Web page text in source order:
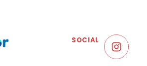
SOCIAL